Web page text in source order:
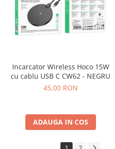
Incarcator Wireless Hoco 15W
cu cablu USB C CW62 - NEGRU
45,00 RON
ADAUGA IN COS